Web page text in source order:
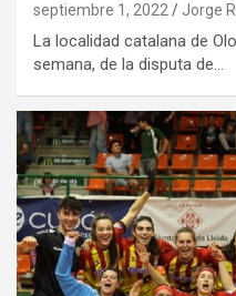
septiembre 1, 2022 Jorge
La localidad catalana de
semana, de la disputa de…